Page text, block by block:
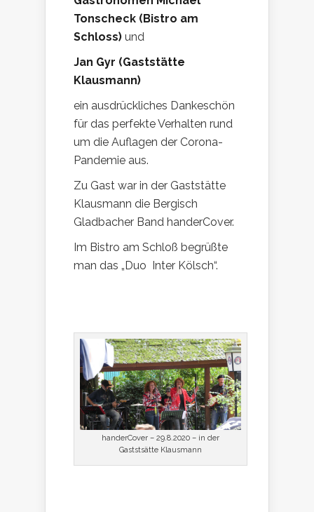
Tonscheck (Bistro am
Schloss) und
Jan Gyr (Gaststätte
Klausmann)
ein ausdrückliches Dankeschön
für das perfekte Verhalten rund
um die Auflagen der Corona-
Pandemie aus.
Zu Gast war in der Gaststätte
Klausmann die Bergisch
Gladbacher Band handerCover.
Im Bistro am Schloß begrüßte
man das „Duo Inter Kölsch“.
handerCover – 29.8.2020 – in der
Gaststsätte Klausmann